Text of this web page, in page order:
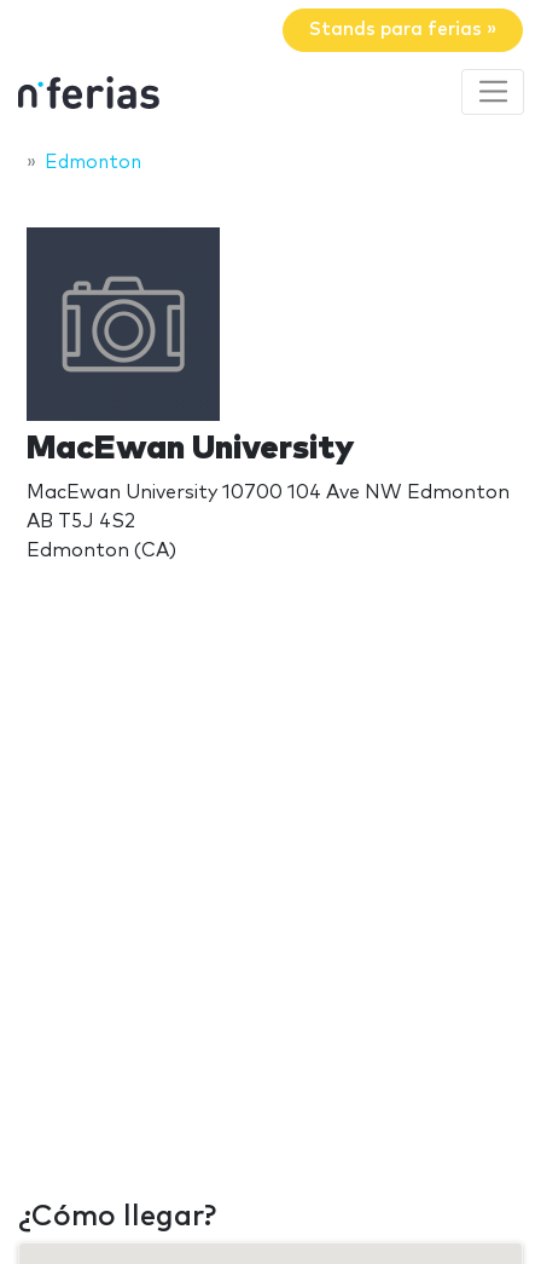
Stands para ferias »
Edmonton
MacEwan University
MacEwan University 10700 104 Ave NW Edmonton
AB T5J 4S2
Edmonton (CA)
¿Cómo llegar?